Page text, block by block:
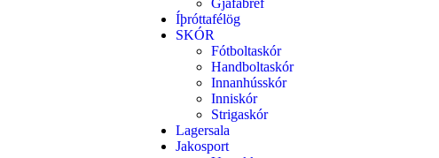
Gjafabréf
Íþróttafélög
SKÓR
Fótboltaskór
Handboltaskór
Innanhússkór
Inniskór
Strigaskór
Lagersala
Jakosport